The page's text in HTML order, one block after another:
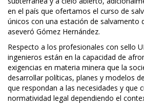
en el país que ofertamos el curso de
únicos con una estación de salvamento
aseveró Gómez Hernández.
Respecto a los profesionales con sello
ingenieros están en la capacidad de
exigencias en materia minera que la
desarrollar políticas, planes y modelos
que respondan a las necesidades y que
normatividad legal dependiendo el